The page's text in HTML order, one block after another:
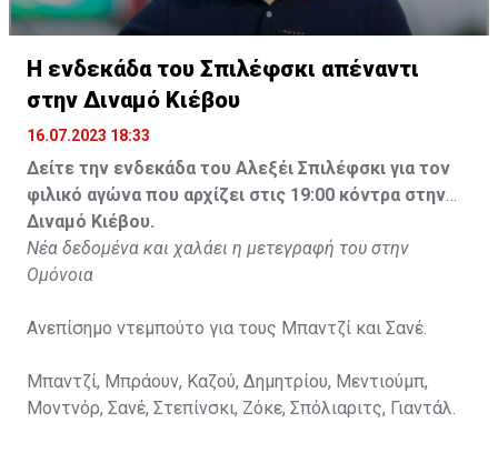
Η ενδεκάδα του Σπιλέφσκι απέναντι
στην Διναμό Κιέβου
16.07.2023 18:33
Δείτε την ενδεκάδα του Αλεξέι Σπιλέφσκι για τον
φιλικό αγώνα που αρχίζει στις 19:00 κόντρα στην
Διναμό Κιέβου.
Νέα δεδομένα και χαλάει η μετεγραφή του στην
Ομόνοια
Ανεπίσημο ντεμπούτο για τους Μπαντζί και Σανέ.
Μπαντζί, Μπράουν, Καζού, Δημητρίου, Μεντιούμπ,
Μοντνόρ, Σανέ, Στεπίνσκι, Ζόκε, Σπόλιαριτς, Γιαντάλ.